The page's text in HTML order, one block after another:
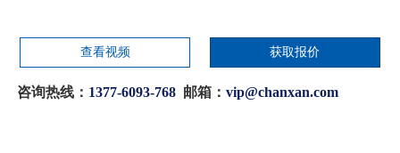
查看视频 获取报价
咨询热线： 1377-6093-768 邮箱：vip@chanxan.com